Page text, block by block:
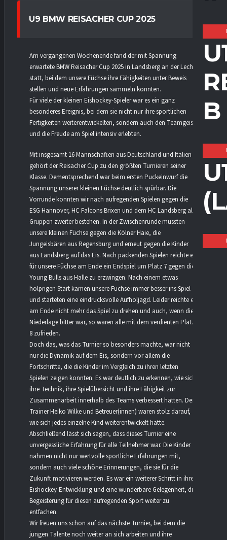
B
U9 BMW REISACHER CUP 2025
Am vergangenen Wochenende fand der mit Spannung
erwartete BMW Reisacher Cup 2025 in Landsberg an der Lech
statt, bei dem unsere Füchse ihre Fähigkeiten unter Beweis
stellen und neue Erfahrungen sammeln konnten.
Für viele der kleinen Eishockey-Spieler war es ein ganz
besonderes Ereignis, bei dem sie nicht nur ihre sportlichen
Fertigkeiten weiterentwickelten, sondern auch den Teamgeist
und die Freude am Spiel intensiv erlebten.
Mit insgesamt 16 Mannschaften aus Deutschland und Italien
gehört der Reisacher Cup zu den größten Turnieren seiner
Klasse. Dementsprechend war beim ersten Puckeinwurf die
Spannung unserer kleinen Füchse deutlich spürbar. Die
Vorrunde konnten wir nach aufregenden Spielen gegen die
ESG Hannover, HC Falcons Brixen und dem HC Landsberg als
Gruppen zweiter bestehen. In der Zwischenrunde mussten
unsere kleinen Füchse gegen die Kölner Haie, die
Jungeisbären aus Regensburg und erneut gegen die Kinder
aus Landsberg auf das Eis. Nach packenden Spielen reichte es
für unsere Füchse am Ende ein Endspiel um Platz 7 gegen die
Young Bulls aus Halle zu erzwingen. Nach einem etwas
holprigen Start kamen unsere Füchse immer besser ins Spiel
und starteten eine eindrucksvolle Aufholjagd. Leider reichte es
am Ende nicht mehr das Spiel zu drehen und auch, wenn die
Niederlage bitter war, so waren alle mit dem verdienten Platz
8 zufrieden.
Doch das, was das Turnier so besonders machte, war nicht
nur die Dynamik auf dem Eis, sondern vor allem die
Fortschritte, die die Kinder im Vergleich zu ihren letzten
Spielen zeigen konnten. Es war deutlich zu erkennen, wie sich
ihre Technik, ihre Spielübersicht und ihre Fähigkeit zur
Zusammenarbeit innerhalb des Teams verbessert hatten. Der
Trainer Heiko Wilke und Betreuer(innen) waren stolz darauf,
wie sich jedes einzelne Kind weiterentwickelt hatte.
Abschließend lässt sich sagen, dass dieses Turnier eine
unvergessliche Erfahrung für alle Teilnehmer war. Die Kinder
nahmen nicht nur wertvolle sportliche Erfahrungen mit,
sondern auch viele schöne Erinnerungen, die sie für die
Zukunft motivieren werden. Es war ein weiterer Schritt in ihrer
Eishockey-Entwicklung und eine wunderbare Gelegenheit, die
Begeisterung für diesen aufregenden Sport weiter zu
entfachen.
Wir freuen uns schon auf das nächste Turnier, bei dem die
jungen Talente noch weiter an sich arbeiten und ihre